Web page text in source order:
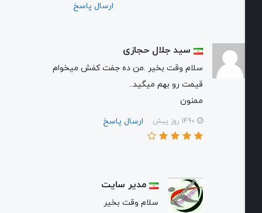
ارسال پاسخ
سید جلال حجازی
سلام وقت بخیر .من ده جفت کفش میخوام
قیمت رو بهم میگید..
ارسال پاسخ
مدیر سایت
سلام وقت بخیر